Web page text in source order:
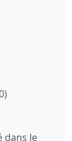
dans le